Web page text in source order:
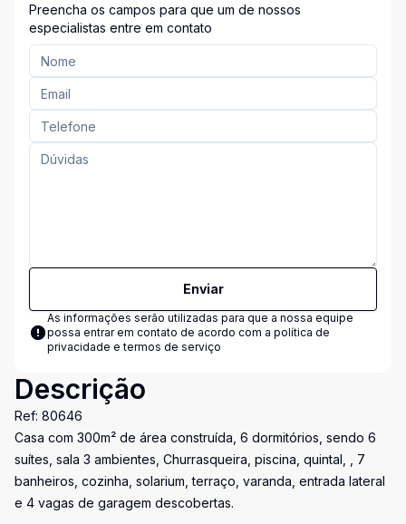
Preencha os campos para que um de nossos
especialistas entre em contato
Enviar
As informações serão utilizadas para que a nossa equipe
possa entrar em contato de acordo com a política de
privacidade e termos de serviço
Descrição
Ref: 80646
Casa com 300m² de área construída, 6 dormitórios, sendo 6
suítes, sala 3 ambientes, Churrasqueira, piscina, quintal, , 7
banheiros, cozinha, solarium, terraço, varanda, entrada lateral
e 4 vagas de garagem descobertas.